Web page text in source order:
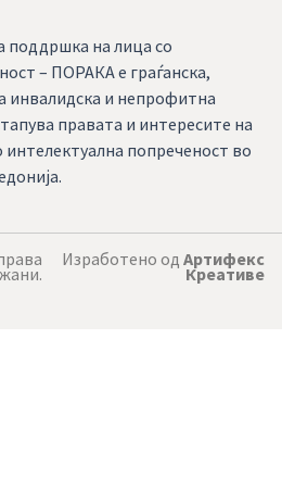
поддршка на лица со
– ПОРАКА е граѓанска,
инвалидска и непрофитна
правата и интересите на
интелектуална попреченост во
Изработено од Артифекс
Креативе